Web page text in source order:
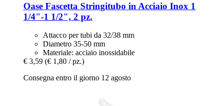
Oase Fascetta Stringitubo in Acciaio Inox 1
1/4"-​1 1/2", 2 pz.
Attacco per tubi da 32/38 mm
Diametro 35-50 mm
Materiale: acciaio inossidabile
€ 3,59 (€ 1,80 / pz.)
Consegna entro il giorno 12 agosto